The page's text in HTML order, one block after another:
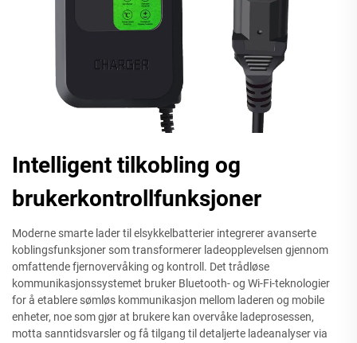
Intelligent tilkobling og
brukerkontrollfunksjoner
Moderne smarte lader til elsykkelbatterier integrerer avanserte
koblingsfunksjoner som transformerer ladeopplevelsen gjennom
omfattende fjernovervåking og kontroll. Det trådløse
kommunikasjonssystemet bruker Bluetooth- og Wi-Fi-teknologier
for å etablere sømløs kommunikasjon mellom laderen og mobile
enheter, noe som gjør at brukere kan overvåke ladeprosessen,
motta sanntidsvarsler og få tilgang til detaljerte ladeanalyser via